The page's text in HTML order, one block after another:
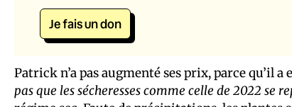
Je fais un don
Patrick n’a pas augmenté ses prix, parce qu’il
pas que les sécheresses comme celle de 2022 se